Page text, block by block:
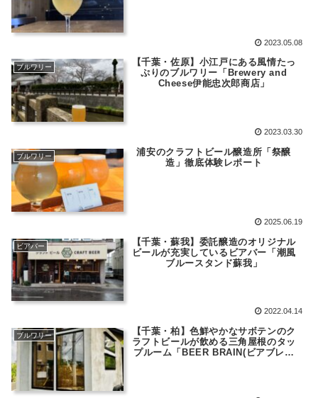
2023.05.08
ブルワリー
【千葉・佐原】小江戸にある風情たっ
ぷりのブルワリー「Brewery and
Cheese伊能忠次郎商店」
2023.03.30
ブルワリー
浦安のクラフトビール醸造所「祭醸
造」徹底体験レポート
2025.06.19
ビアバー
【千葉・蘇我】委託醸造のオリジナル
ビールが充実しているビアバー「潮風
ブルースタンド蘇我」
2022.04.14
ブルワリー
【千葉・柏】色鮮やかなサボテンのク
ラフトビールが飲める三角屋根のタッ
プルーム「BEER BRAIN(ビアブレイ